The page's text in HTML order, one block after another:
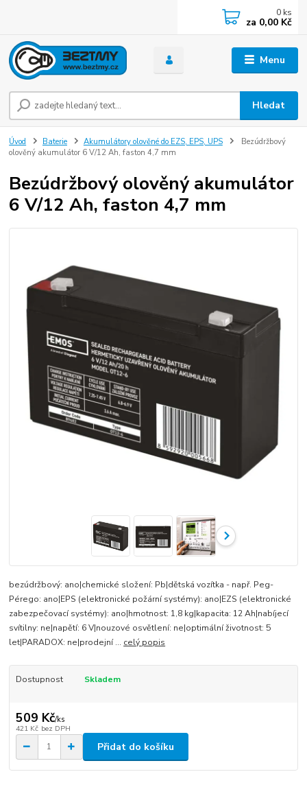
Menu
Hledat
0 ks
za 0,00 Kč
Úvod Baterie Akumulátory olověné do EZS, EPS, UPS
Bezúdržbový
olověný akumulátor 6 V/12 Ah, faston 4,7 mm
Bezúdržbový olověný akumulátor
6 V/12 Ah, faston 4,7 mm
bezúdržbový: ano|chemické složení: Pb|dětská vozítka - např. Peg-
Pérego: ano|EPS (elektronické požární systémy): ano|EZS (elektronické
zabezpečovací systémy): ano|hmotnost: 1,8 kg|kapacita: 12 Ah|nabíjecí
svítilny: ne|napětí: 6 V|nouzové osvětlení: ne|optimální životnost: 5
let|PARADOX: ne|prodejní ... celý popis
Dostupnost Skladem
509 Kč/ks
421 Kč bez DPH
Přidat do košíku